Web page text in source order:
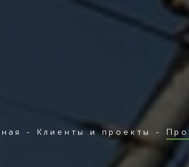
- Клиенты и проекты -